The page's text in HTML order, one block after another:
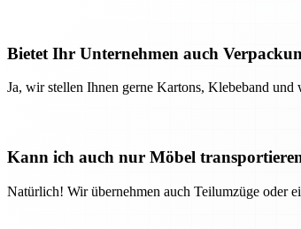
Bietet Ihr Unternehmen auch
Ja, wir stellen Ihnen gerne Kartons, Klebeband
Kann ich auch nur Möbel
Natürlich! Wir übernehmen auch Teilumzüge oder